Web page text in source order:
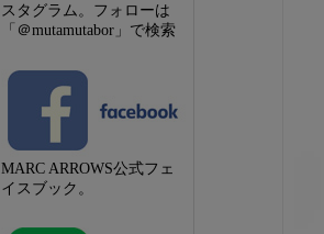
スタグラム。フォローは
「＠mutamutabor」で検索
MARC ARROWS公式フェ
イスブック。